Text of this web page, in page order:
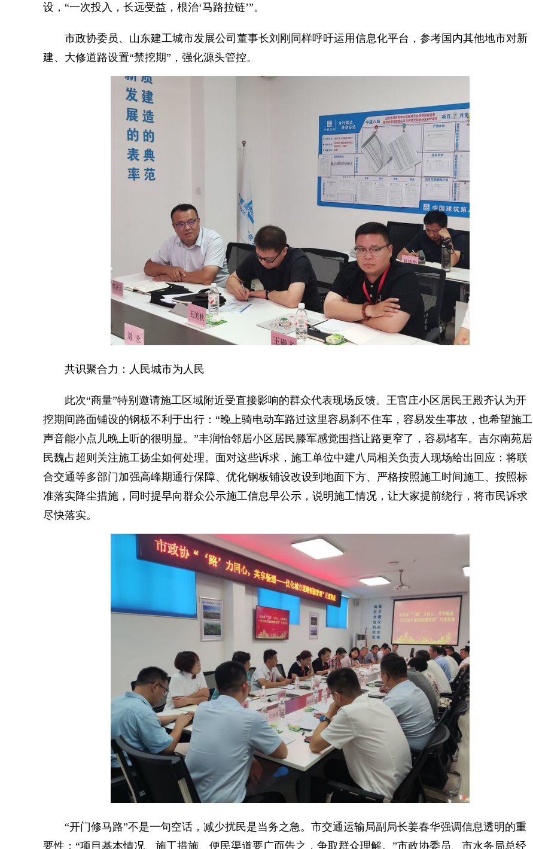
设，“一次投入，长远受益，根治‘马路拉链’”。
市政协委员、山东建工城市发展公司董事长刘刚同样呼吁运用信息化平台，参考国内其他地市对新
建、大修道路设置“禁挖期”，强化源头管控。
共识聚合力：人民城市为人民
此次“商量”特别邀请施工区域附近受直接影响的群众代表现场反馈。王官庄小区居民王殿齐认为开
挖期间路面铺设的钢板不利于出行：“晚上骑电动车路过这里容易刹不住车，容易发生事故，也希望施工
声音能小点儿晚上听的很明显。”丰润怡邻居小区居民滕军感觉围挡让路更窄了，容易堵车。吉尔南苑居
民魏占超则关注施工扬尘如何处理。面对这些诉求，施工单位中建八局相关负责人现场给出回应：将联
合交通等多部门加强高峰期通行保障、优化钢板铺设改设到地面下方、严格按照施工时间施工、按照标
准落实降尘措施，同时提早向群众公示施工信息早公示，说明施工情况，让大家提前绕行，将市民诉求
尽快落实。
“开门修马路”不是一句空话，减少扰民是当务之急。市交通运输局副局长姜春华强调信息透明的重
要性：“项目基本情况、施工措施、便民渠道要广而告之，争取群众理解。”市政协委员、市水务局总经